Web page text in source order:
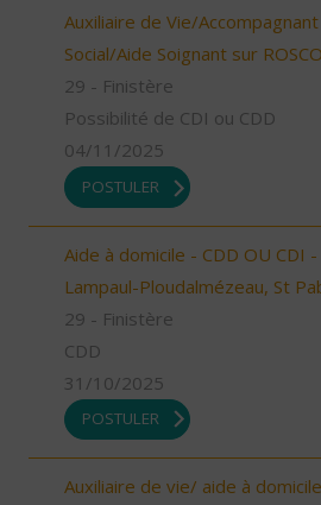
Auxiliaire de Vie/
Social/Aide Soignant sur
29 - Finistère
Possibilité de CDI ou CDD
04/11/2025
POSTULER
Aide à domicile - CDD OU CDI
Lampaul-Ploudalmézeau, St
29 - Finistère
CDD
31/10/2025
POSTULER
Auxiliaire de vie/ aide à